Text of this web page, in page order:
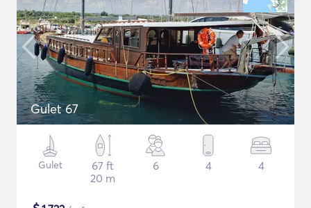
Gulet 67
Gulet
67 ft
20 m
6 4 4